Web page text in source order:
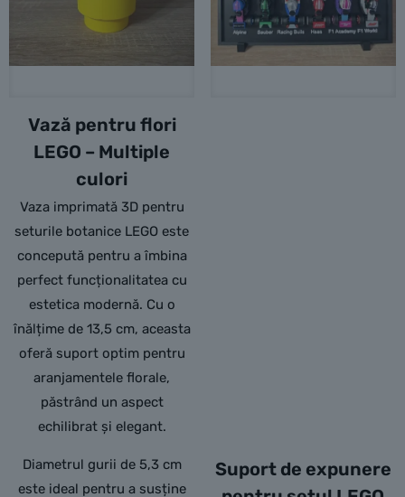
produsului.
Vază pentru flori
LEGO – Multiple
culori
Vaza imprimată 3D pentru
seturile botanice LEGO este
concepută pentru a îmbina
perfect funcționalitatea cu
estetica modernă. Cu o
înălțime de 13,5 cm, aceasta
oferă suport optim pentru
aranjamentele florale,
păstrând un aspect
echilibrat și elegant.
Diametrul gurii de 5,3 cm
este ideal pentru a susține
Suport de expunere